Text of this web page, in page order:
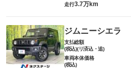
走行3.7万km
ジムニーシエラ
支払総額
(税込)(リ済込・追)
車両本体価格
(税込)